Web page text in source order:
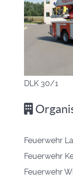
DLK 30/1
Feuerwehr
Feuerwehr
Feuerwehr